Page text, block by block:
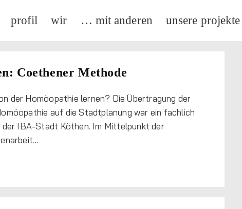
profil wir … mit anderen unsere projekte
Coethener Methode
der Homöopathie lernen? Die Übertragung der
auf die Stadtplanung war ein fachlich
der IBA-Stadt Köthen. Im Mittelpunkt der